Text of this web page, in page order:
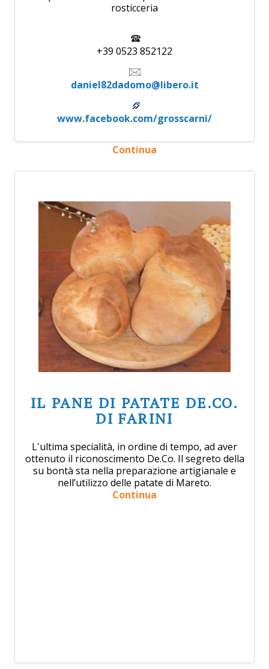
rosticceria
+39 0523 852122
daniel82dadomo@libero.it
www.facebook.com/grosscarni/
Continua
IL PANE DI PATATE DE.CO.
DI FARINI
L'ultima specialità, in ordine di tempo, ad aver
ottenuto il riconoscimento De.Co. Il segreto della
su bontà sta nella preparazione artigianale e
nell’utilizzo delle patate di Mareto.
Continua